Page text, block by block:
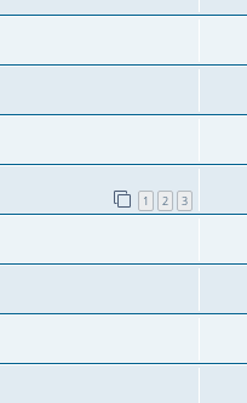
1 2 3